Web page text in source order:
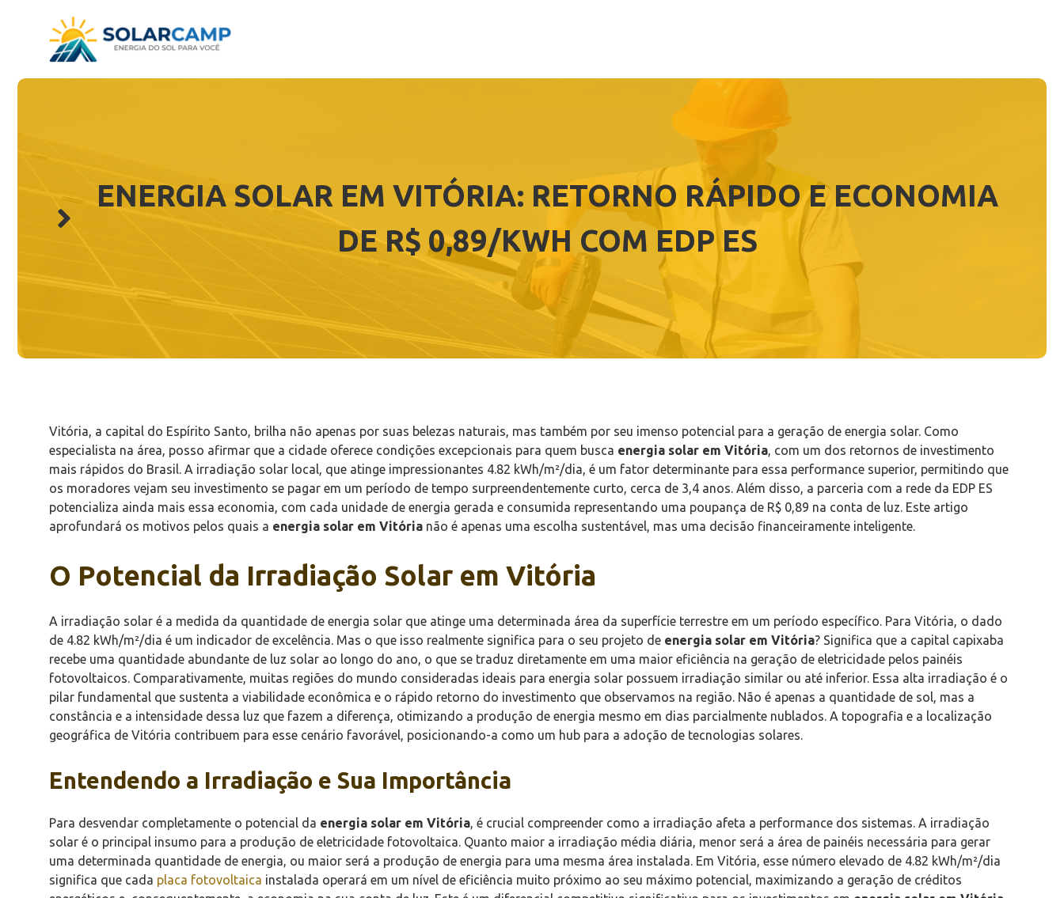
conteúdo
ENERGIA SOLAR EM VITÓRIA: RETORNO RÁPIDO E ECONOMIA
DE R$ 0,89/KWH COM EDP ES
Vitória, a capital do Espírito Santo, brilha não apenas por suas belezas naturais, mas também por seu imenso potencial para a geração de energia solar. Como
especialista na área, posso afirmar que a cidade oferece condições excepcionais para quem busca energia solar em Vitória , com um dos retornos de investimento
mais rápidos do Brasil. A irradiação solar local, que atinge impressionantes 4.82 kWh/m²/dia, é um fator determinante para essa performance superior, permitindo que
os moradores vejam seu investimento se pagar em um período de tempo surpreendentemente curto, cerca de 3,4 anos. Além disso, a parceria com a rede da EDP ES
potencializa ainda mais essa economia, com cada unidade de energia gerada e consumida representando uma poupança de R$ 0,89 na conta de luz. Este artigo
aprofundará os motivos pelos quais a energia solar em Vitória não é apenas uma escolha sustentável, mas uma decisão financeiramente inteligente.
O Potencial da Irradiação Solar em Vitória
A irradiação solar é a medida da quantidade de energia solar que atinge uma determinada área da superfície terrestre em um período específico. Para Vitória, o dado
de 4.82 kWh/m²/dia é um indicador de excelência. Mas o que isso realmente significa para o seu projeto de energia solar em Vitória? Significa que a capital capixaba
recebe uma quantidade abundante de luz solar ao longo do ano, o que se traduz diretamente em uma maior eficiência na geração de eletricidade pelos painéis
fotovoltaicos. Comparativamente, muitas regiões do mundo consideradas ideais para energia solar possuem irradiação similar ou até inferior. Essa alta irradiação é o
pilar fundamental que sustenta a viabilidade econômica e o rápido retorno do investimento que observamos na região. Não é apenas a quantidade de sol, mas a
constância e a intensidade dessa luz que fazem a diferença, otimizando a produção de energia mesmo em dias parcialmente nublados. A topografia e a localização
geográfica de Vitória contribuem para esse cenário favorável, posicionando-a como um hub para a adoção de tecnologias solares.
Entendendo a Irradiação e Sua Importância
Para desvendar completamente o potencial da energia solar em Vitória , é crucial compreender como a irradiação afeta a performance dos sistemas. A irradiação
solar é o principal insumo para a produção de eletricidade fotovoltaica. Quanto maior a irradiação média diária, menor será a área de painéis necessária para gerar
uma determinada quantidade de energia, ou maior será a produção de energia para uma mesma área instalada. Em Vitória, esse número elevado de 4.82 kWh/m²/dia
significa que cada placa fotovoltaica instalada operará em um nível de eficiência muito próximo ao seu máximo potencial, maximizando a geração de créditos